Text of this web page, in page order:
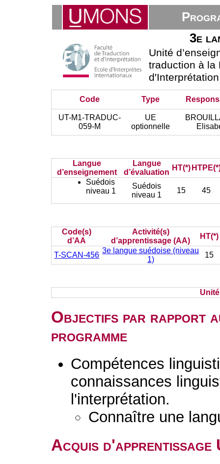
3e
Unité
traduction à la
Code Type
UT-M1-TRADUC-
059-M
UE
optionnelle
Langue
d’enseignement
Langue
d’évaluation
HT(*)
Suédois
niveau 1
Suédois
niveau 1
15 45
Code(s)
d’AA
Activité(s)
d’apprentissage (AA)
HT(*)
T-SCAN-456
3e langue suédoise (niveau
1)
15
Objectifs par rapport
programme
Compétences
connaissances
l'interprétation.
Connaître une
Acquis d'apprentissage